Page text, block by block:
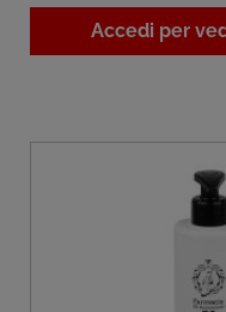
Accedi per